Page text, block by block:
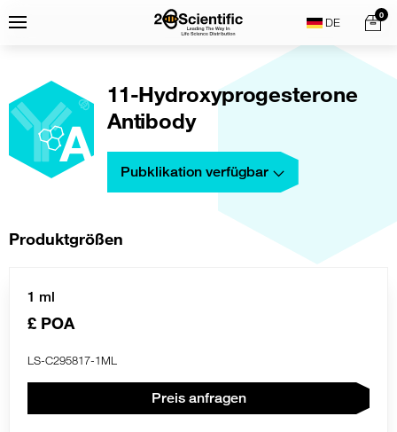
toMenu
Home
0
11-Hydroxyprogesterone
Antibody
Pubklikation verfügbar
Produktgrößen
1 ml
£ POA
LS-C295817-1ML
Preis anfragen